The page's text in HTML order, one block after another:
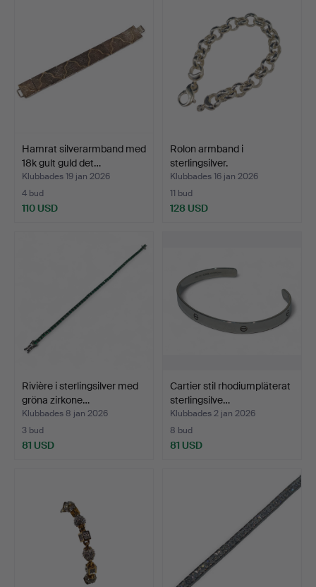
Hamrat silverarmband med
18k gult guld det…
Klubbades 19 jan 2026
4 bud
110 USD
Rolon armband i
sterlingsilver.
Klubbades 16 jan 2026
11 bud
128 USD
Rivière i sterlingsilver med
gröna zirkone…
Klubbades 8 jan 2026
3 bud
81 USD
Cartier stil rhodiumpläterat
sterlingsilve…
Klubbades 2 jan 2026
8 bud
81 USD